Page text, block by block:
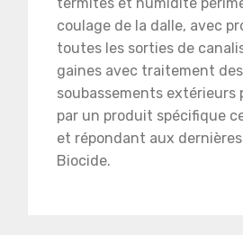
coulage de la dalle, avec
toutes les sorties de
gaines avec traitement des
soubassements extérieurs
par un produit spécifique
et répondant aux
Biocide.